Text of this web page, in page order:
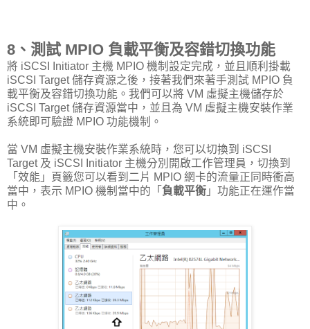
8、測試 MPIO 負載平衡及容錯切換功能
將 iSCSI Initiator 主機 MPIO 機制設定完成，並且順利掛載
iSCSI Target 儲存資源之後，接著我們來著手測試 MPIO 負
載平衡及容錯切換功能。我們可以將 VM 虛擬主機儲存於
iSCSI Target 儲存資源當中，並且為 VM 虛擬主機安裝作業
系統即可驗證 MPIO 功能機制。
當 VM 虛擬主機安裝作業系統時，您可以切換到 iSCSI
Target 及 iSCSI Initiator 主機分別開啟工作管理員，切換到
「效能」頁籤您可以看到二片 MPIO 網卡的流量正同時衝高
當中，表示 MPIO 機制當中的「 負載平衡 」功能正在運作當
中。